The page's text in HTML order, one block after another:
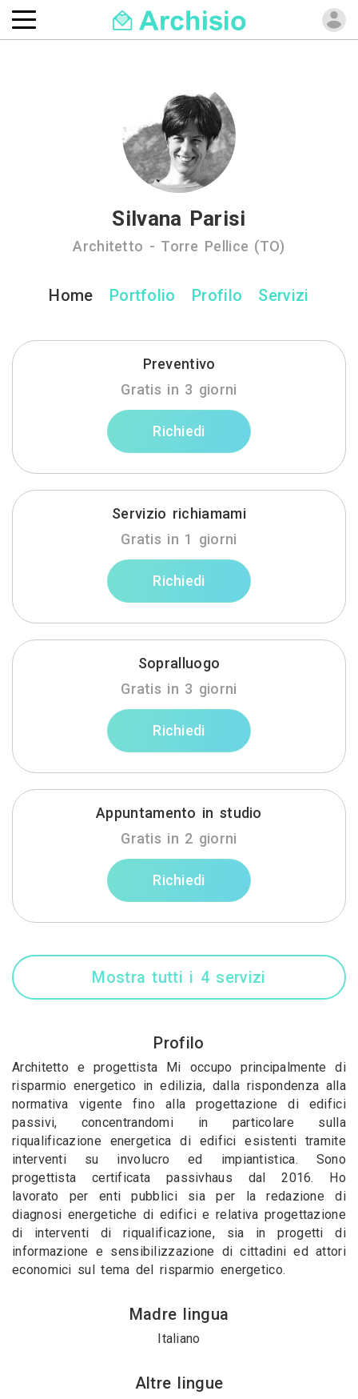
Silvana Parisi
Architetto - Torre Pellice (TO)
Home Portfolio Profilo Servizi
Preventivo
Gratis in 3 giorni
Richiedi
Servizio richiamami
Gratis in 1 giorni
Richiedi
Sopralluogo
Gratis in 3 giorni
Richiedi
Appuntamento in studio
Gratis in 2 giorni
Richiedi
Mostra tutti i 4 servizi
Profilo
Architetto e progettista Mi occupo principalmente di
risparmio energetico in edilizia, dalla rispondenza alla
normativa vigente fino alla progettazione di edifici
passivi, concentrandomi in particolare sulla
riqualificazione energetica di edifici esistenti tramite
interventi su involucro ed impiantistica. Sono
progettista certificata passivhaus dal 2016. Ho
lavorato per enti pubblici sia per la redazione di
diagnosi energetiche di edifici e relativa progettazione
di interventi di riqualificazione, sia in progetti di
informazione e sensibilizzazione di cittadini ed attori
economici sul tema del risparmio energetico.
Madre lingua
Italiano
Altre lingue